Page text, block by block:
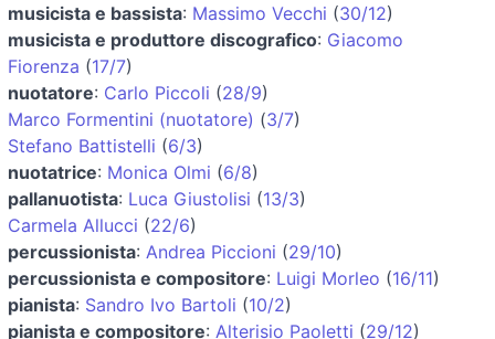
musicista e bassista: Massimo Vecchi (30/12)
musicista e produttore discografico: Giacomo
Fiorenza (17/7)
nuotatore: Carlo Piccoli (28/9)
Marco Formentini (nuotatore) (3/7)
Stefano Battistelli (6/3)
nuotatrice: Monica Olmi (6/8)
pallanuotista: Luca Giustolisi (13/3)
Carmela Allucci (22/6)
percussionista: Andrea Piccioni (29/10)
percussionista e compositore: Luigi Morleo (16/11)
pianista: Sandro Ivo Bartoli (10/2)
pianista e compositore: Alterisio Paoletti (29/12)